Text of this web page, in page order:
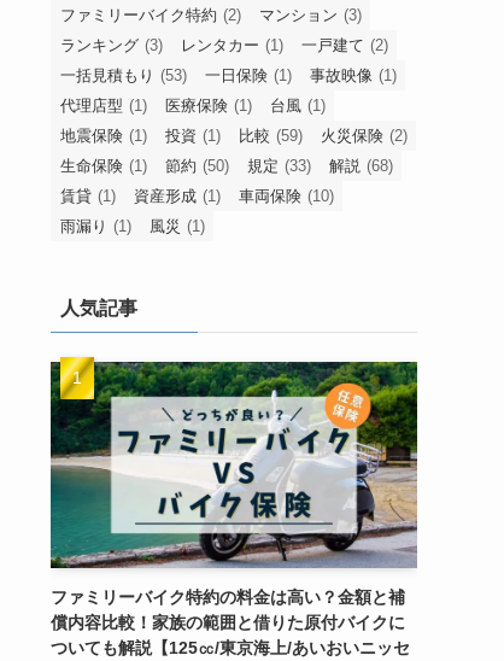
ファミリーバイク特約 (2) マンション (3)
ランキング (3) レンタカー (1) 一戸建て (2)
一括見積もり (53) 一日保険 (1) 事故映像 (1)
代理店型 (1) 医療保険 (1) 台風 (1)
地震保険 (1) 投資 (1) 比較 (59) 火災保険 (2)
生命保険 (1) 節約 (50) 規定 (33) 解説 (68)
賃貸 (1) 資産形成 (1) 車両保険 (10)
雨漏り (1) 風災 (1)
人気記事
ファミリーバイク特約の料金は高い？金額と補
償内容比較！家族の範囲と借りた原付バイクに
ついても解説【125㏄/東京海上/あいおいニッセ